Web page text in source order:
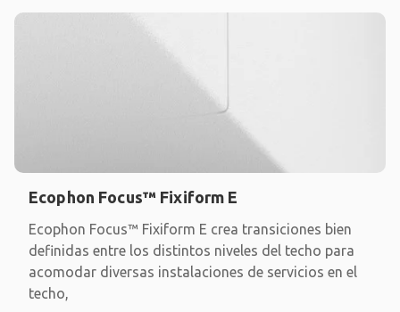
Ecophon Focus™ Fixiform E
Ecophon Focus™ Fixiform E crea transiciones bien
definidas entre los distintos niveles del techo para
acomodar diversas instalaciones de servicios en el
techo,